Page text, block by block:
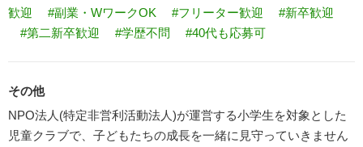
歓迎
#副業・WワークOK #フリーター歓迎
#新卒歓迎
#第二新卒歓迎
#学歴不問 #40代も応募可
その他
NPO法人(特定非営利活動法人)が運営する小学生を対象とした
児童クラブで、子どもたちの成長を一緒に見守っていきません